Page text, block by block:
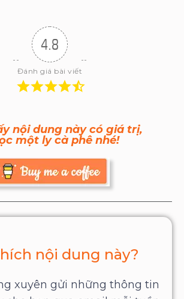
4.8
Đánh giá bài viết
nội dung này có giá trị,
một ly cà phê nhé!
nội dung này?
xuyên gửi những thông tin